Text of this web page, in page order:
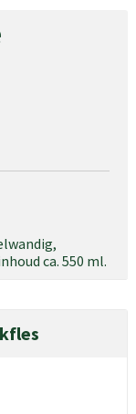
ca. 550 ml.